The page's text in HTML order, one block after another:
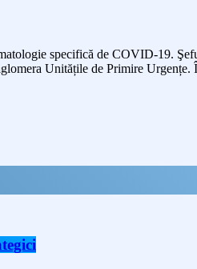
specifică de COVID-19.
Unitățile de Primire Urgențe.